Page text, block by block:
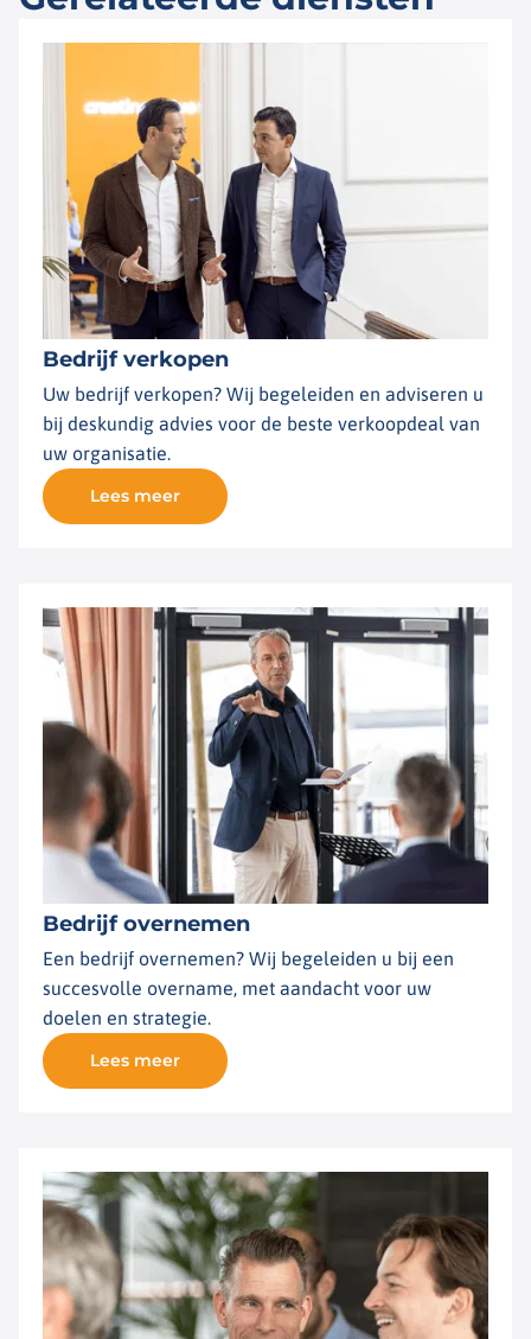
Bedrijf verkopen
Uw bedrijf verkopen? Wij begeleiden en adviseren u
bij deskundig advies voor de beste verkoopdeal van
uw organisatie.
Lees meer
Bedrijf overnemen
Een bedrijf overnemen? Wij begeleiden u bij een
succesvolle overname, met aandacht voor uw
doelen en strategie.
Lees meer